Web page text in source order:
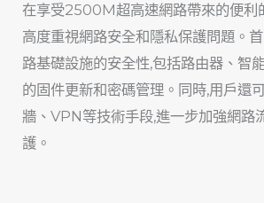
在享受2500M超高速網路帶來的便利
高度重視網路安全和隱私保護問題。
路基礎設施的安全性,包括路由器、智
的固件更新和密碼管理。同時,用戶還
牆、VPN等技術手段,進一步加強網路
護。